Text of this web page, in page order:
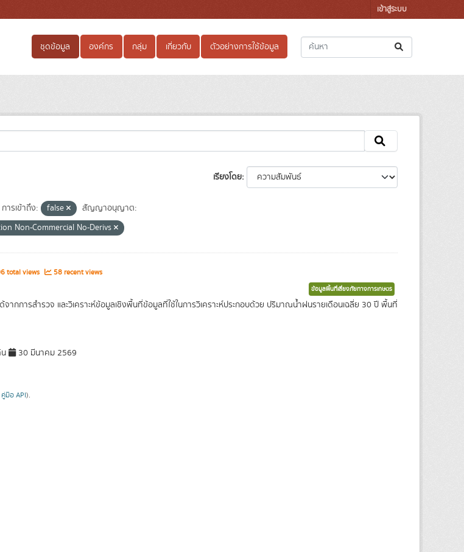
เข้าสู่ระบบ
ชุดข้อมูล องค์กร กลุ่ม เกี่ยวกับ ตัวอย่างการใช้ข้อมูล
เรียงโดย
การเข้าถึง: false
สัญญาอนุญาต:
Non-Commercial No-Derivs
total views 58 recent views
ข้อมูลพื้นที่เสี่ยงภัยทางการเกษตร
ากการสำรวจ และวิเคราะห์ข้อมูลเชิงพื้นที่ข้อมูลที่ใช้ในการวิเคราะห์ประกอบด้วย ปริมาณน้ำฝนรายเดือนเฉลี่ย 30 ปี พื้นที่
30 มีนาคม 2569
คู่มือ API).